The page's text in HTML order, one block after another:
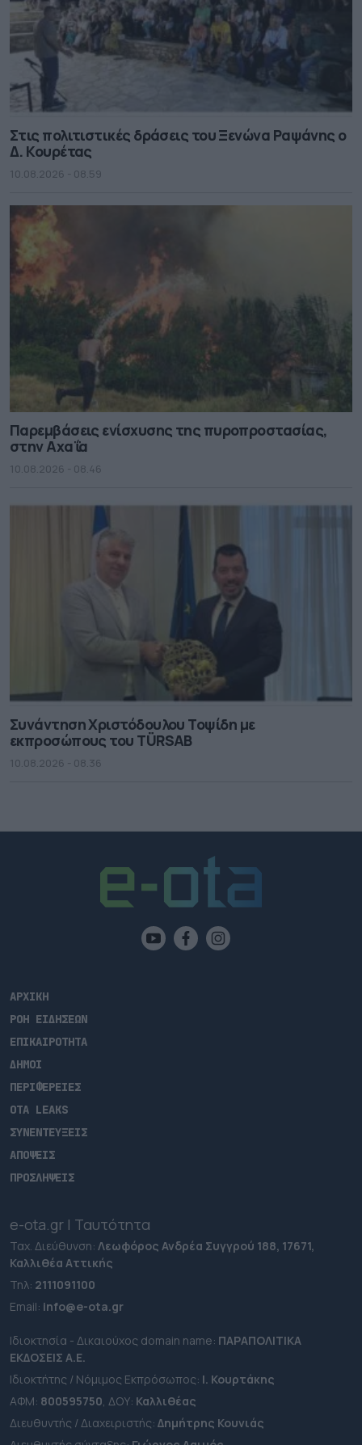
Στις πολιτιστικές δράσεις του Ξενώνα Ραψάνης ο
Δ. Κουρέτας
10.08.2026 - 08.59
Παρεμβάσεις ενίσχυσης της πυροπροστασίας,
στην Αχαΐα
10.08.2026 - 08.46
Συνάντηση Χριστόδουλου Τοψίδη με
εκπροσώπους του TÜRSAB
10.08.2026 - 08.36
ΑΡΧΙΚΗ
ΡΟΗ ΕΙΔΗΣΕΩΝ
ΕΠΙΚΑΙΡΟΤΗΤΑ
ΔΗΜΟΙ
ΠΕΡΙΦΕΡΕΙΕΣ
OTA LEAKS
ΣΥΝΕΝΤΕΥΞΕΙΣ
ΑΠΟΨΕΙΣ
ΠΡΟΣΛΗΨΕΙΣ
e-ota.gr | Ταυτότητα
Ταχ. Διεύθυνση: Λεωφόρος Ανδρέα Συγγρού 188, 17671,
Καλλιθέα Αττικής
Τηλ: 2111091100
Εmail: info@e-ota.gr
Ιδιοκτησία - Δικαιούχος domain name: ΠΑΡΑΠΟΛΙΤΙΚΑ
ΕΚΔΟΣΕΙΣ A.E.
Ιδιοκτήτης / Νόμιμος Εκπρόσωπος: Ι. Κουρτάκης
ΑΦΜ: 800595750, ΔΟΥ: Καλλιθέας
Διευθυντής / Διαχειριστής: Δημήτρης Κουνιάς